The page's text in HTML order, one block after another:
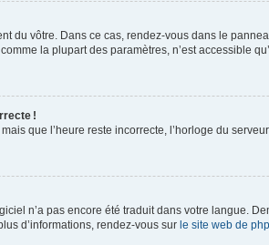
du vôtre. Dans ce cas, rendez-vous dans le
la plupart des paramètres, n’est accessible
!
que l’heure reste incorrecte, l’horloge du
n’a pas encore été traduit dans votre langue.
d’informations, rendez-vous sur le site web de